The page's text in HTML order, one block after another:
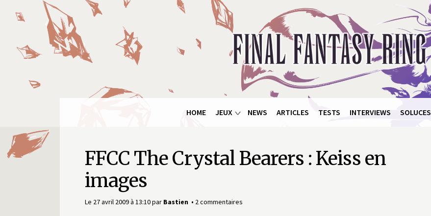
Final
Fantasy
Ring
HOME JEUX NEWS ARTICLES TESTS INTERVIEWS SOLUCES
FFCC The Crystal Bearers : Keiss en
images
Le 27 avril 2009 à 13:10par Bastien 2 commentaires
Panneau de gestion des cookies